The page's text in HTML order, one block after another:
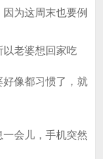
为这周末也要例
老婆想回家吃
像都习惯了，就
会儿，手机突然